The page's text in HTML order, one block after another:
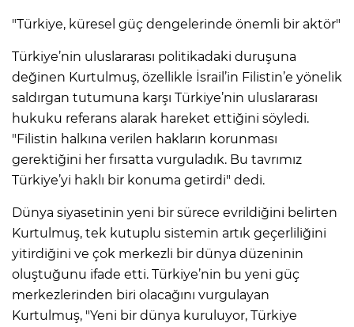
"Türkiye, küresel güç dengelerinde önemli bir aktör"
Türkiye’nin uluslararası politikadaki duruşuna
değinen Kurtulmuş, özellikle İsrail’in Filistin’e yönelik
saldırgan tutumuna karşı Türkiye’nin uluslararası
hukuku referans alarak hareket ettiğini söyledi.
"Filistin halkına verilen hakların korunması
gerektiğini her fırsatta vurguladık. Bu tavrımız
Türkiye’yi haklı bir konuma getirdi" dedi.
Dünya siyasetinin yeni bir sürece evrildiğini belirten
Kurtulmuş, tek kutuplu sistemin artık geçerliliğini
yitirdiğini ve çok merkezli bir dünya düzeninin
oluştuğunu ifade etti. Türkiye’nin bu yeni güç
merkezlerinden biri olacağını vurgulayan
Kurtulmuş, "Yeni bir dünya kuruluyor, Türkiye